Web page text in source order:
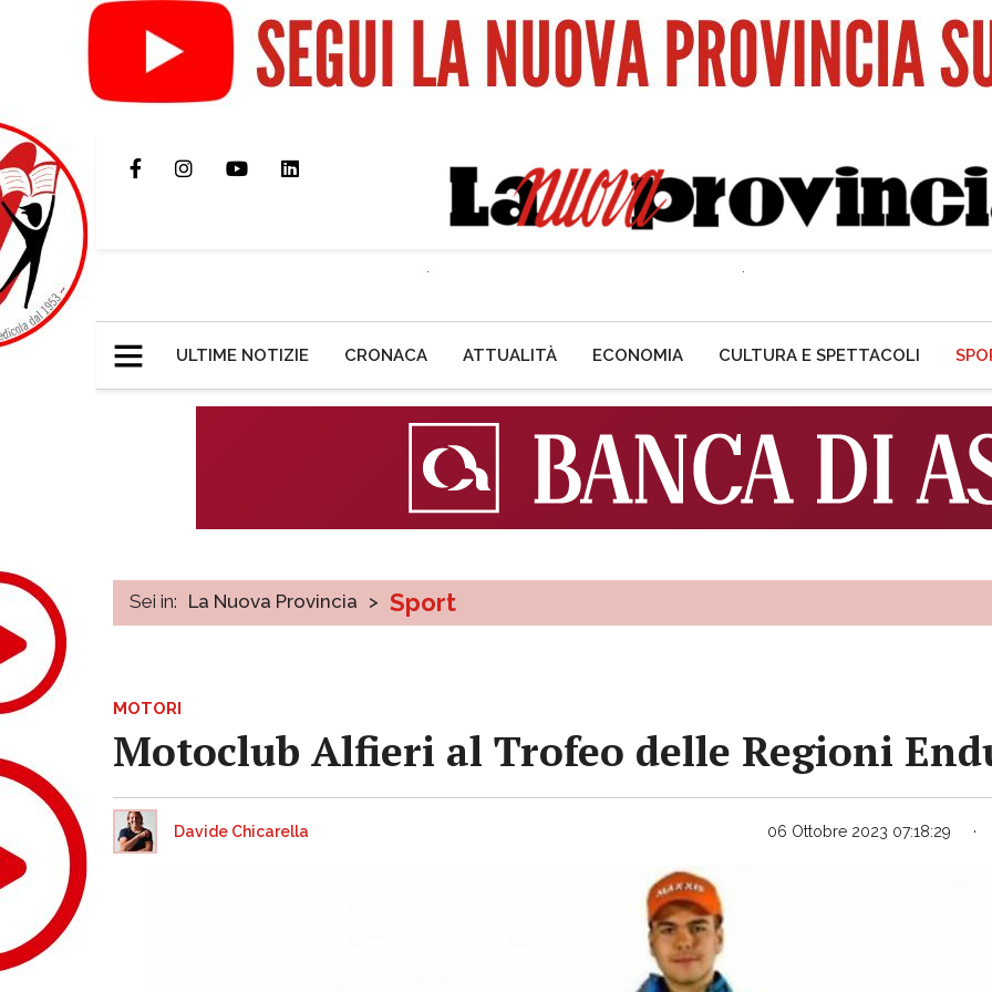
ULTIME NOTIZIE CRONACA ATTUALITÀ ECONOMIA CULTURA E SPETTACOLI
Sei in: La Nuova Provincia > Sport
MOTORI
Motoclub Alfieri al Trofeo delle Regioni
Davide Chicarella 06 Ottobre 2023 07:18:29